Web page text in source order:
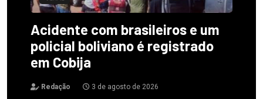
Acidente com brasileiros e um
policial boliviano é registrado
em Cobija
Redação 3 de agosto de 2026